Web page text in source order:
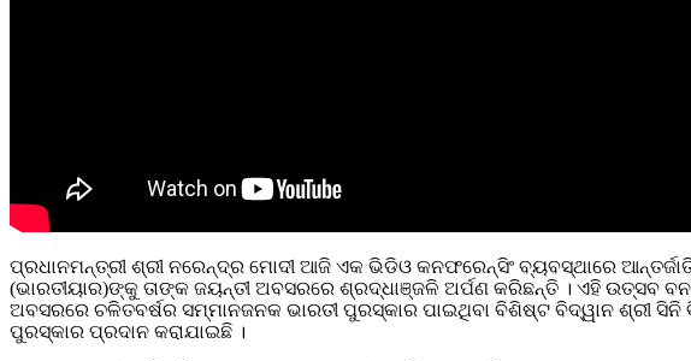
ପ୍ରଧାନମନ୍ତ୍ରୀ ଶ୍ରୀ ନରେନ୍ଦ୍ର ମୋଦୀ ଆଜି ଏକ ଭିଡିଓ କନଫରେନ୍ସିଂ ବ୍ୟବସ୍ଥାରେ
(ଭାରତୀୟାର)ଙ୍କୁ ତାଙ୍କ ଜୟନ୍ତୀ ଅବସରରେ ଶ୍ରଦ୍ଧାଞ୍ଜଳି ଅର୍ପଣ କରିଛନ୍ତି । ଏହି
ଅବସରରେ ଚଳିତବର୍ଷର ସମ୍ମାନଜନକ ଭାରତୀ ପୁରସ୍କାର ପାଇଥିବା ବିଶିଷ୍ଟ ବିଦ୍ୱାନ ଶ୍ରୀ
ପୁରସ୍କାର ପ୍ରଦାନ କରାଯାଇଛି ।